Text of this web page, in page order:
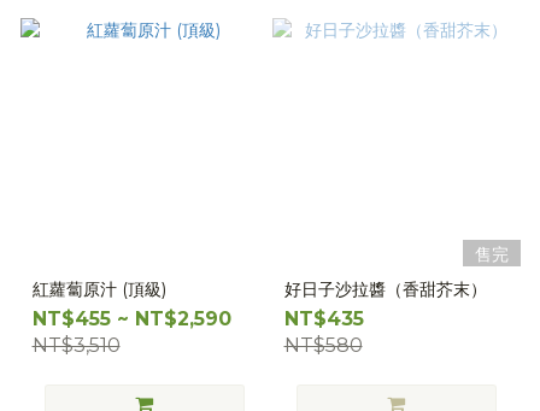
紅蘿蔔原汁 (頂級)
NT$455 ~ NT$2,590
NT$3,510
售完
好日子沙拉醬（香甜芥末）
NT$435
NT$580